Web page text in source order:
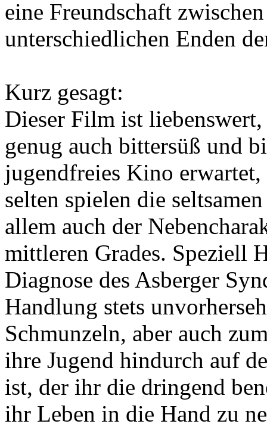
eine Freundschaft
unterschiedlichen Enden
Kurz gesagt:
Dieser Film ist
genug auch bittersüß und
jugendfreies Kino
selten spielen die
allem auch der
mittleren Grades. Speziell
Diagnose des Asberger
Handlung stets
Schmunzeln, aber auch
ihre Jugend hindurch auf
ist, der ihr die dringend
ihr Leben in die Hand zu